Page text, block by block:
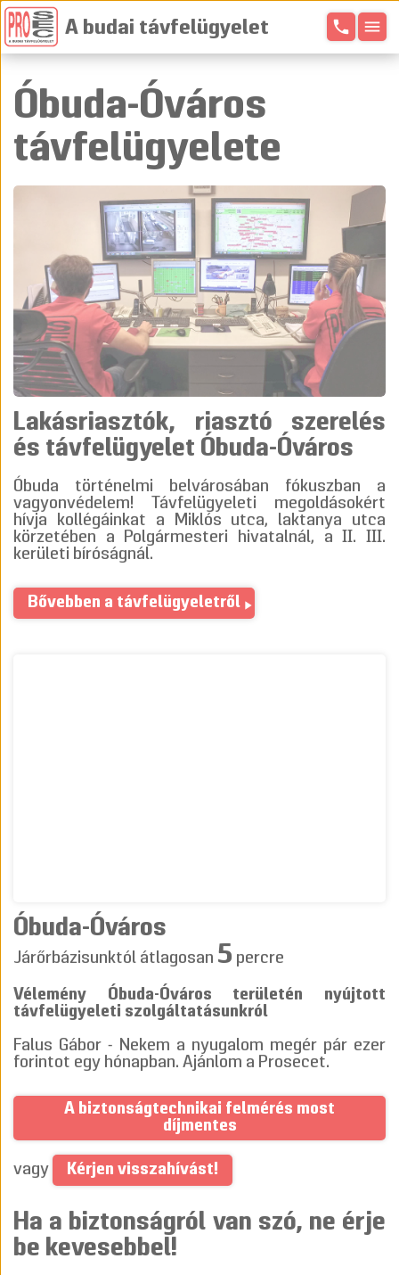
A budai távfelügyelet phone menu
Óbuda-Óváros
távfelügyelete
Lakásriasztók, riasztó szerelés
és távfelügyelet Óbuda-Óváros
Óbuda történelmi belvárosában fókuszban a
vagyonvédelem! Távfelügyeleti megoldásokért
hívja kollégáinkat a Miklós utca, laktanya utca
körzetében a Polgármesteri hivatalnál, a II. III.
kerületi bíróságnál.
Bővebben a távfelügyeletről
Óbuda-Óváros
Járőrbázisunktól átlagosan 5 percre
Vélemény Óbuda-Óváros területén nyújtott
távfelügyeleti szolgáltatásunkról
Falus Gábor - Nekem a nyugalom megér pár ezer
forintot egy hónapban. Ajánlom a Prosecet.
A biztonságtechnikai felmérés most
díjmentes
vagy Kérjen visszahívást!
Ha a biztonságról van szó, ne érje
be kevesebbel!